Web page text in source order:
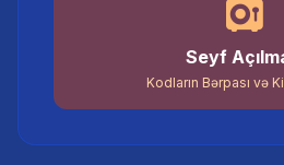
Seyf
Kodların Bərpası və